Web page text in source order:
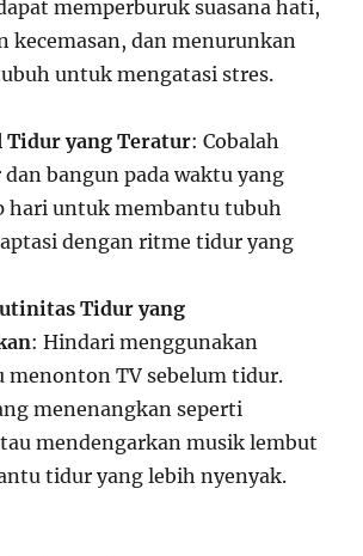
memperburuk suasana hati,
kecemasan, dan menurunkan
untuk mengatasi stres.
Tidur yang Teratur: Cobalah
bangun pada waktu yang
hari untuk membantu tubuh
dengan ritme tidur yang
Tidur yang
: Hindari menggunakan
menonton TV sebelum tidur.
menenangkan seperti
mendengarkan musik lembut
tidur yang lebih nyenyak.